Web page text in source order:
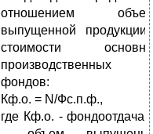
отношением
выпущенной продукции
стоимости
производственных
фондов:
Кф.о. = N/Фс.п.ф.,
где Кф.о. - фондоотдача;